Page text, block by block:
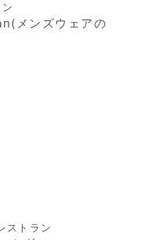
メンズウェアの
ストラン